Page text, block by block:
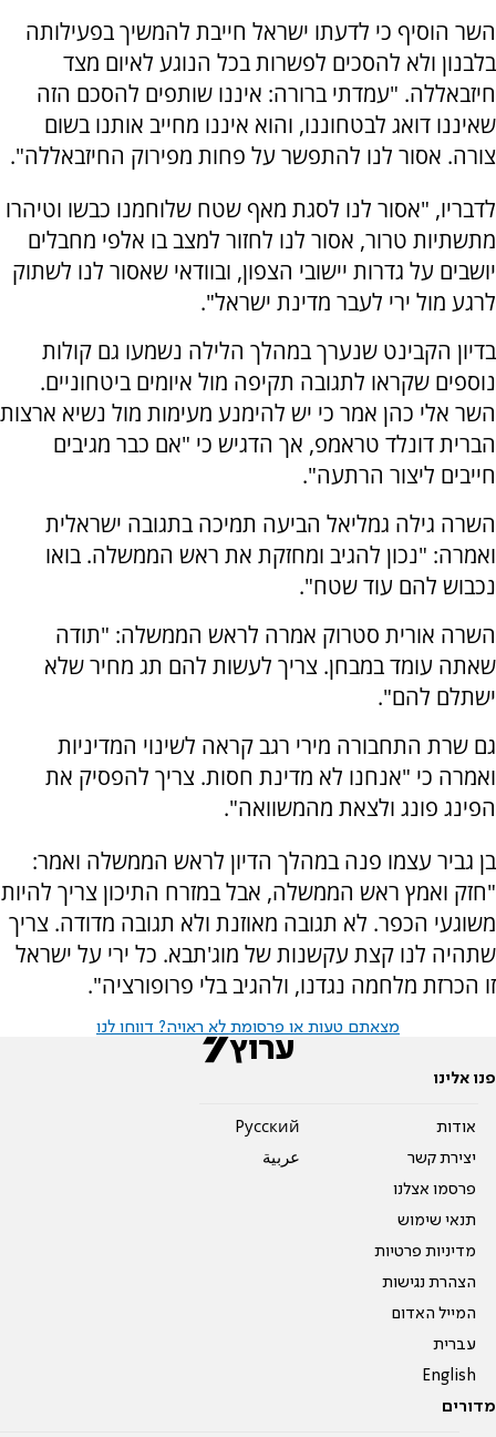
השר הוסיף כי לדעתו ישראל חייבת להמשיך בפעילותה
בלבנון ולא להסכים לפשרות בכל הנוגע לאיום מצד
חיזבאללה. "עמדתי ברורה: איננו שותפים להסכם הזה
שאיננו דואג לבטחוננו, והוא איננו מחייב אותנו בשום
צורה. אסור לנו להתפשר על פחות מפירוק החיזבאללה".
לדבריו, "אסור לנו לסגת מאף שטח שלוחמנו כבשו וטיהרו
מתשתיות טרור, אסור לנו לחזור למצב בו אלפי מחבלים
יושבים על גדרות יישובי הצפון, ובוודאי שאסור לנו לשתוק
לרגע מול ירי לעבר מדינת ישראל".
בדיון הקבינט שנערך במהלך הלילה נשמעו גם קולות
נוספים שקראו לתגובה תקיפה מול איומים ביטחוניים.
השר אלי כהן אמר כי יש להימנע מעימות מול נשיא ארצות
הברית דונלד טראמפ, אך הדגיש כי "אם כבר מגיבים
חייבים ליצור הרתעה".
השרה גילה גמליאל הביעה תמיכה בתגובה ישראלית
ואמרה: "נכון להגיב ומחזקת את ראש הממשלה. בואו
נכבוש להם עוד שטח".
השרה אורית סטרוק אמרה לראש הממשלה: "תודה
שאתה עומד במבחן. צריך לעשות להם תג מחיר שלא
ישתלם להם".
גם שרת התחבורה מירי רגב קראה לשינוי המדיניות
ואמרה כי "אנחנו לא מדינת חסות. צריך להפסיק את
הפינג פונג ולצאת מהמשוואה".
בן גביר עצמו פנה במהלך הדיון לראש הממשלה ואמר:
"חזק ואמץ ראש הממשלה, אבל במזרח התיכון צריך להיות
משוגעי הכפר. לא תגובה מאוזנת ולא תגובה מדודה. צריך
שתהיה לנו קצת עקשנות של מוג'תבא. כל ירי על ישראל
זו הכרזת מלחמה נגדנו, ולהגיב בלי פרופורציה".
מצאתם טעות או פרסומת לא ראויה? דווחו לנו
פנו אלינו
אודות
יצירת קשר
פרסמו אצלנו
תנאי שימוש
מדיניות פרטיות
הצהרת נגישות
המייל האדום
עברית
English
Pусский
عربية
מדורים